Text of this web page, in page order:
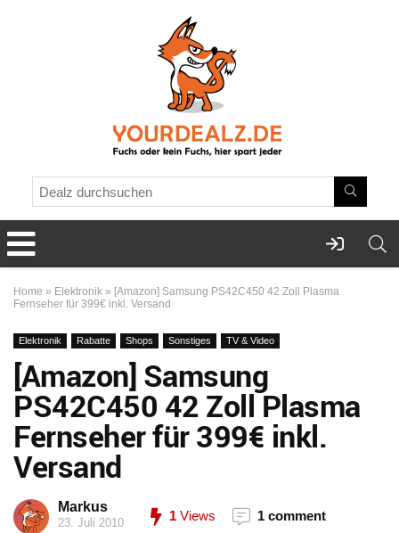
Home » Elektronik » [Amazon] Samsung PS42C450 42 Zoll Plasma
Fernseher für 399€ inkl. Versand
Elektronik Rabatte Shops Sonstiges TV & Video
[Amazon] Samsung
PS42C450 42 Zoll Plasma
Fernseher für 399€ inkl.
Versand
Markus
23. Juli 2010 1 Views 1 comment